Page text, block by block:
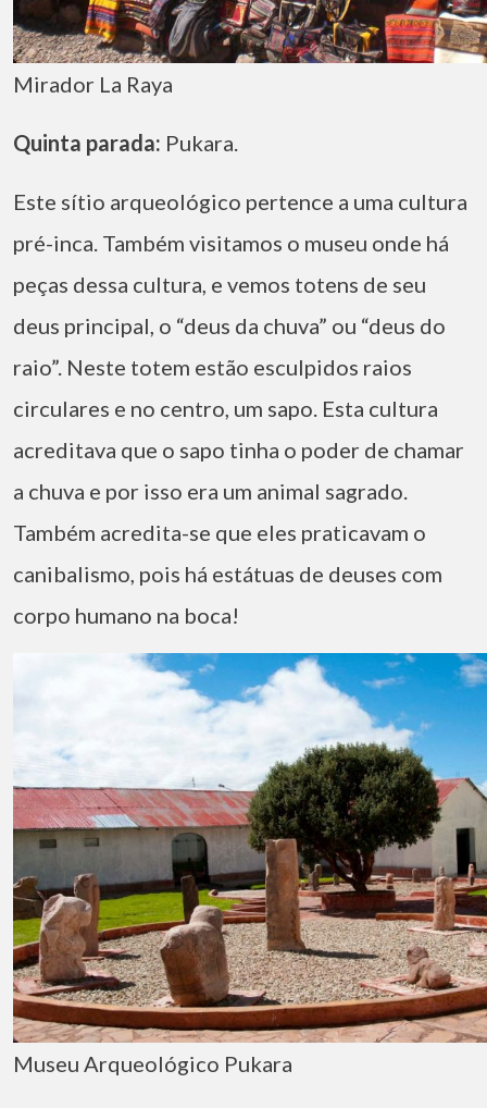
Mirador La Raya
Quinta parada: Pukara.
Este sítio arqueológico pertence a uma cultura
pré-inca. Também visitamos o museu onde há
peças dessa cultura, e vemos totens de seu
deus principal, o “deus da chuva” ou “deus do
raio”. Neste totem estão esculpidos raios
circulares e no centro, um sapo. Esta cultura
acreditava que o sapo tinha o poder de chamar
a chuva e por isso era um animal sagrado.
Também acredita-se que eles praticavam o
canibalismo, pois há estátuas de deuses com
corpo humano na boca!
Museu Arqueológico Pukara